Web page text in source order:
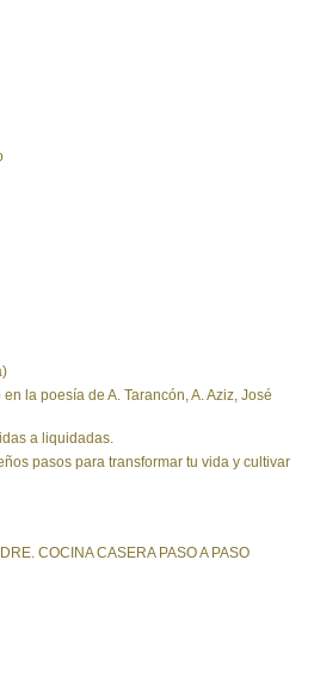
la poesía de A. Tarancón, A. Aziz, José
a liquidadas.
pasos para transformar tu vida y cultivar
COCINA CASERA PASO A PASO